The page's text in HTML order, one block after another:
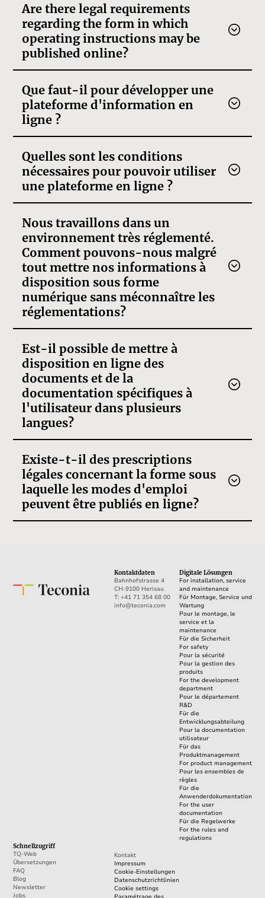
Are there legal requirements
regarding the form in which
operating instructions may be
published online?
Que faut-il pour développer une
plateforme d'information en
ligne ?
Quelles sont les conditions
nécessaires pour pouvoir utiliser
une plateforme en ligne ?
Nous travaillons dans un
environnement très réglementé.
Comment pouvons-nous malgré
tout mettre nos informations à
disposition sous forme
numérique sans méconnaître les
réglementations?
Est-il possible de mettre à
disposition en ligne des
documents et de la
documentation spécifiques à
l'utilisateur dans plusieurs
langues?
Existe-t-il des prescriptions
légales concernant la forme sous
laquelle les modes d'emploi
peuvent être publiés en ligne?
Kontaktdaten
Bahnhofstrasse 4
CH-9100 Herisau
T: +41 71 354 68 00
info@teconia.com
Digitale Lösungen
For installation, service
and maintenance
Für Montage, Service und
Wartung
Pour le montage, le
service et la
maintenance
Für die Sicherheit
For safety
Pour la sécurité
Pour la gestion des
produits
For the development
department
Pour le département
R&D
Für die
Entwicklungsabteilung
Pour la documentation
utilisateur
Für das
Produktmanagement
For product management
Pour les ensembles de
règles
Für die
Anwenderdokumentation
For the user
documentation
Für die Regelwerke
For the rules and
regulations
Schnellzugriff
TQ-Web
Übersetzungen
FAQ
Blog
Newsletter
Jobs
Kontakt
Impressum
Cookie-Einstellungen
Datenschutzrichtlinien
Cookie settings